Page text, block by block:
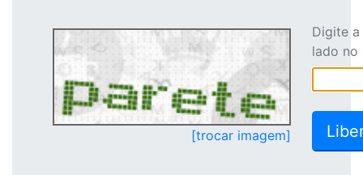
[trocar imagem]
Digite
lado no